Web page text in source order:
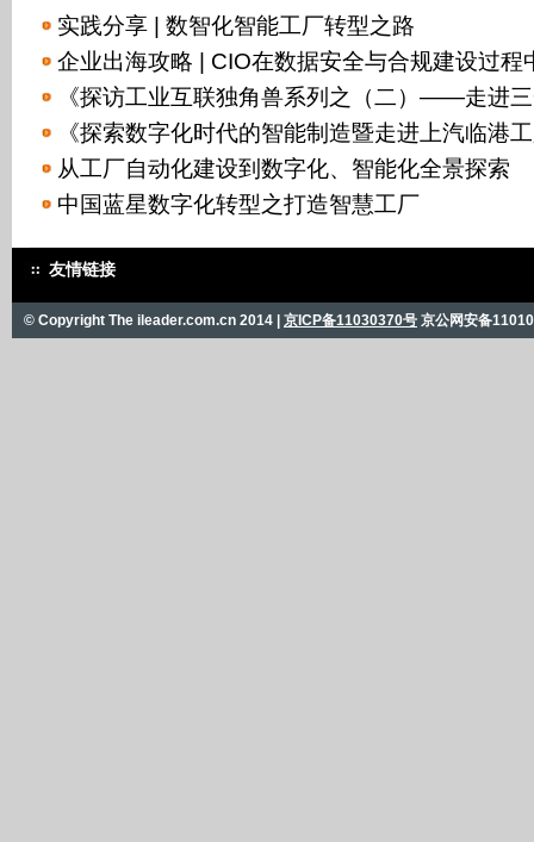
实践分享 | 数智化智能工厂转型之路
企业出海攻略 | CIO在数据安全与合规建设过程
《探访工业互联独角兽系列之（二）——走进
《探索数字化时代的智能制造暨走进上汽临港
从工厂自动化建设到数字化、智能化全景探索
中国蓝星数字化转型之打造智慧工厂
友情链接
© Copyright The ileader.com.cn 2014 | 京ICP备11030370号 京公网安备